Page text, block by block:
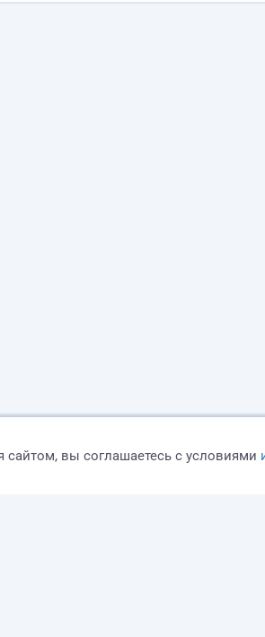
сайтом, вы соглашаетесь с условиями